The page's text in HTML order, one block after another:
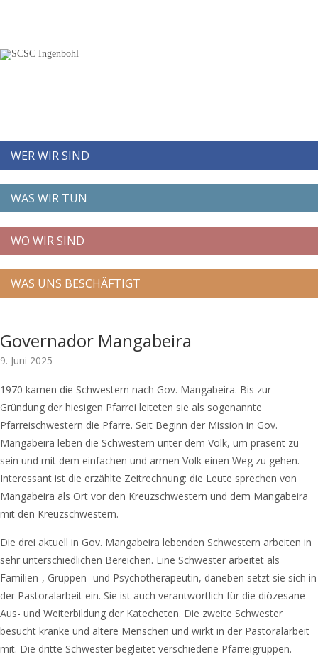
WER WIR SIND
WAS WIR TUN
WO WIR SIND
WAS UNS BESCHÄFTIGT
Governador Mangabeira
9. Juni 2025
1970 kamen die Schwestern nach Gov. Mangabeira. Bis zur
Gründung der hiesigen Pfarrei leiteten sie als sogenannte
Pfarreischwestern die Pfarre. Seit Beginn der Mission in Gov.
Mangabeira leben die Schwestern unter dem Volk, um präsent zu
sein und mit dem einfachen und armen Volk einen Weg zu gehen.
Interessant ist die erzählte Zeitrechnung: die Leute sprechen von
Mangabeira als Ort vor den Kreuzschwestern und dem Mangabeira
mit den Kreuzschwestern.
Die drei aktuell in Gov. Mangabeira lebenden Schwestern arbeiten in
sehr unterschiedlichen Bereichen. Eine Schwester arbeitet als
Familien-, Gruppen- und Psychotherapeutin, daneben setzt sie sich in
der Pastoralarbeit ein. Sie ist auch verantwortlich für die diözesane
Aus- und Weiterbildung der Katecheten. Die zweite Schwester
besucht kranke und ältere Menschen und wirkt in der Pastoralarbeit
mit. Die dritte Schwester begleitet verschiedene Pfarreigruppen.